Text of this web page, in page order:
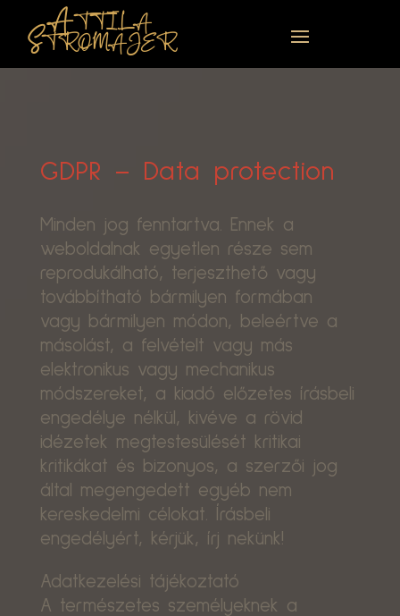
Attila
Stromajer
GDPR – Data protection
Minden jog fenntartva. Ennek a
weboldalnak egyetlen része sem
reprodukálható, terjeszthető vagy
továbbítható bármilyen formában
vagy bármilyen módon, beleértve a
másolást, a felvételt vagy más
elektronikus vagy mechanikus
módszereket, a kiadó előzetes írásbeli
engedélye nélkül, kivéve a rövid
idézetek megtestesülését kritikai
kritikákat és bizonyos, a szerzői jog
által megengedett egyéb nem
kereskedelmi célokat. Írásbeli
engedélyért, kérjük, írj nekünk!
Adatkezelési tájékoztató
A természetes személyeknek a